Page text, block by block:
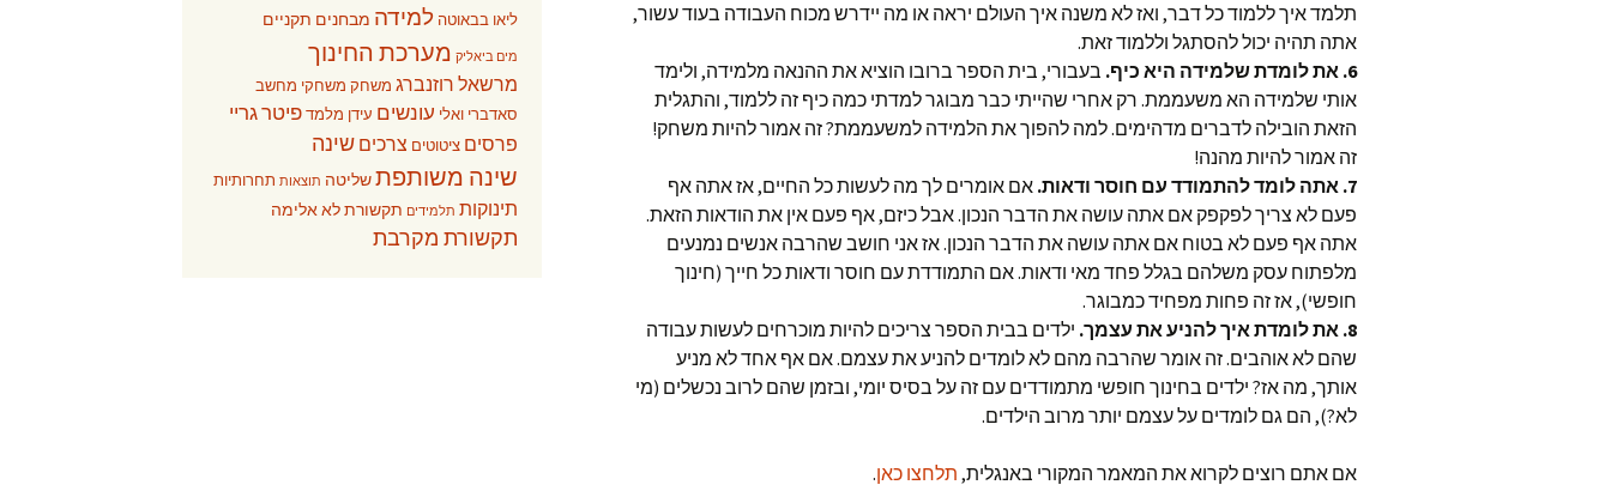
תלמד איך ללמוד כל דבר, ואז לא משנה איך העולם יראה או מה יידרש מכוח העבודה בעוד עשור,
אתה תהיה יכול להסתגל וללמוד זאת.
6. את לומדת שלמידה היא כיף. בעבורי, בית הספר ברובו הוציא את ההנאה מלמידה, ולימד
אותי שלמידה הא משעממת. רק אחרי שהייתי כבר מבוגר למדתי כמה כיף זה ללמוד, והתגלית
הזאת הובילה לדברים מדהימים. למה להפוך את הלמידה למשעממת? זה אמור להיות משחק!
זה אמור להיות מהנה!
7. אתה לומד להתמודד עם חוסר ודאות. אם אומרים לך מה לעשות כל החיים, אז אתה אף
פעם לא צריך לפקפק אם אתה עושה את הדבר הנכון. אבל כיזם, אף פעם אין את הודאות הזאת.
אתה אף פעם לא בטוח אם אתה עושה את הדבר הנכון. אז אני חושב שהרבה אנשים נמנעים
מלפתוח עסק משלהם בגלל פחד מאי ודאות. אם התמודדת עם חוסר ודאות כל חייך (חינוך
חופשי), אז זה פחות מפחיד כמבוגר.
8. את לומדת איך להניע את עצמך. ילדים בבית הספר צריכים להיות מוכרחים לעשות עבודה
שהם לא אוהבים. זה אומר שהרבה מהם לא לומדים להניע את עצמם. אם אף אחד לא מניע
אותך, מה אז? ילדים בחינוך חופשי מתמודדים עם זה על בסיס יומי, ובזמן שהם לרוב נכשלים (מי
לא?), הם גם לומדים על עצמם יותר מרוב הילדים.
אם אתם רוצים לקרוא את המאמר המקורי באנגלית, תלחצו כאן.
ליאו בבאוטה למידה מבחנים תקניים
מים ביאליק מערכת החינוך
מרשאל רוזנברג משחק משחקי מחשב
סאדברי ואלי עונשים עידן מלמד פיטר גריי
פרסים ציטוטים צרכים שינה
שינה משותפתשליטה תוצאות תחרותיות
תינוקות תלמידים תקשורת לא אלימה
תקשורת מקרבת